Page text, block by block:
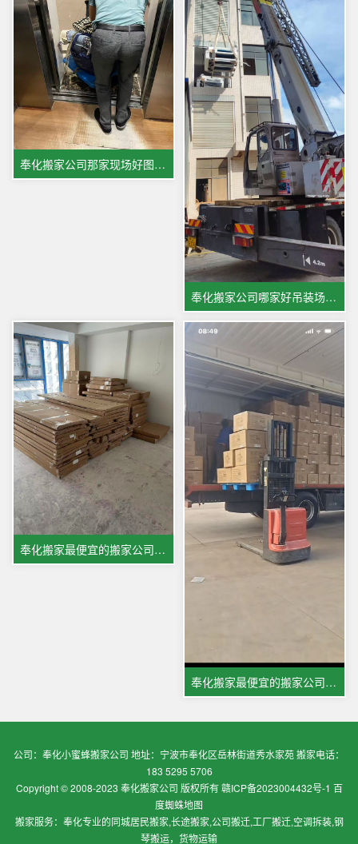
奉化搬家公司那家现场好图片展示
奉化搬家公司哪家好吊装场景图片展示
奉化搬家最便宜的搬家公司图片展示
奉化搬家最便宜的搬家公司装货柜图片展示
公司：奉化小蜜蜂搬家公司 地址：宁波市奉化区岳林街道秀水家苑 搬家电话：
183 5295 5706
Copyright © 2008-2023 奉化搬家公司 版权所有赣ICP备2023004432号-1 百
度蜘蛛地图
搬家服务：奉化专业的同城居民搬家,长途搬家,公司搬迁,工厂搬迁,空调拆装,钢
琴搬运，货物运输